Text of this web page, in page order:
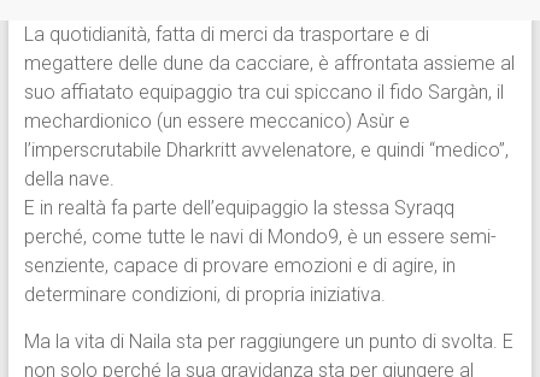
La quotidianità, fatta di merci da trasportare e di
megattere delle dune da cacciare, è affrontata assieme al
suo affiatato equipaggio tra cui spiccano il fido Sargàn, il
mechardionico (un essere meccanico) Asùr e
l’imperscrutabile Dharkritt avvelenatore, e quindi “medico”,
della nave.
E in realtà fa parte dell’equipaggio la stessa Syraqq
perché, come tutte le navi di Mondo9, è un essere semi-
senziente, capace di provare emozioni e di agire, in
determinare condizioni, di propria iniziativa.
Ma la vita di Naila sta per raggiungere un punto di svolta. E
non solo perché la sua gravidanza sta per giungere al